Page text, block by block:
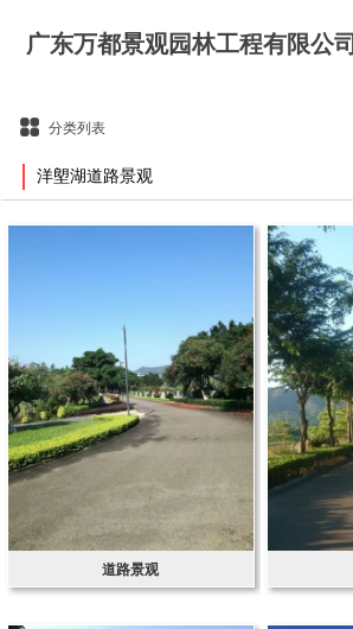
广东万都景观园林工程有限公司
分类列表
洋塱湖道路景观
道路景观